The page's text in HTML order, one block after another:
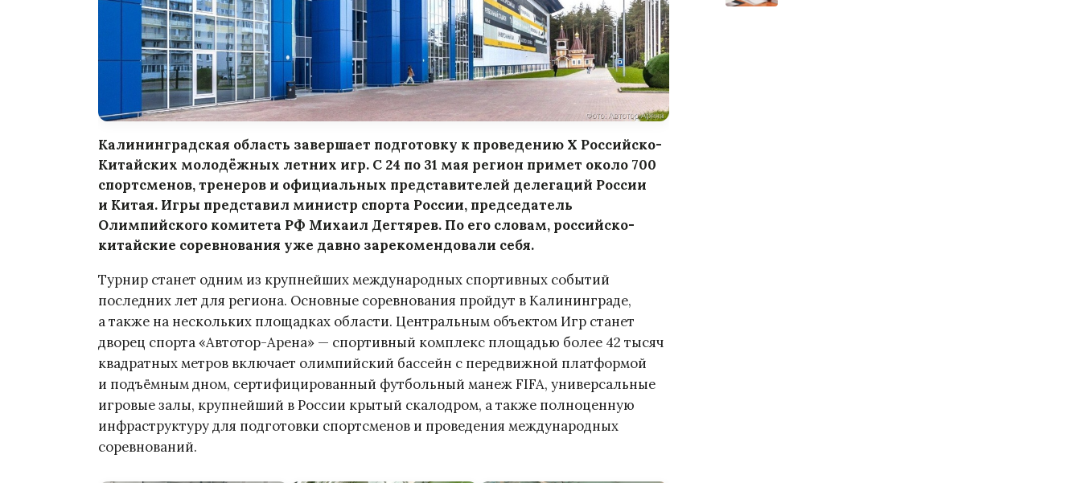
Калининградская область завершает подготовку к проведению X Российско-
Китайских молодёжных летних игр. С 24 по 31 мая регион примет около 700
спортсменов, тренеров и официальных представителей делегаций России
и Китая. Игры представил министр спорта России, председатель
Олимпийского комитета РФ Михаил Дегтярев. По его словам, российско-
китайские соревнования уже давно зарекомендовали себя.
Турнир станет одним из крупнейших международных спортивных событий
последних лет для региона. Основные соревнования пройдут в Калининграде,
а также на нескольких площадках области. Центральным объектом Игр станет
дворец спорта «Автотор-Арена» — спортивный комплекс площадью более 42 тысяч
квадратных метров включает олимпийский бассейн с передвижной платформой
и подъёмным дном, сертифицированный футбольный манеж FIFA, универсальные
игровые залы, крупнейший в России крытый скалодром, а также полноценную
инфраструктуру для подготовки спортсменов и проведения международных
соревнований.